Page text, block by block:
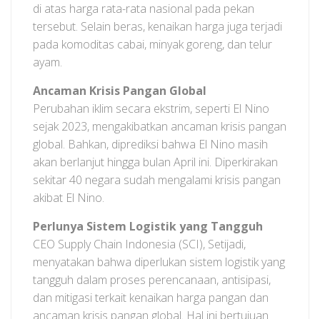
di atas harga rata-rata nasional pada pekan
tersebut. Selain beras, kenaikan harga juga terjadi
pada komoditas cabai, minyak goreng, dan telur
ayam.
Ancaman Krisis Pangan Global
Perubahan iklim secara ekstrim, seperti El Nino
sejak 2023, mengakibatkan ancaman krisis pangan
global. Bahkan, diprediksi bahwa El Nino masih
akan berlanjut hingga bulan April ini. Diperkirakan
sekitar 40 negara sudah mengalami krisis pangan
akibat El Nino.
Perlunya Sistem Logistik yang Tangguh
CEO Supply Chain Indonesia (SCI), Setijadi,
menyatakan bahwa diperlukan sistem logistik yang
tangguh dalam proses perencanaan, antisipasi,
dan mitigasi terkait kenaikan harga pangan dan
ancaman krisis pangan global. Hal ini bertujuan